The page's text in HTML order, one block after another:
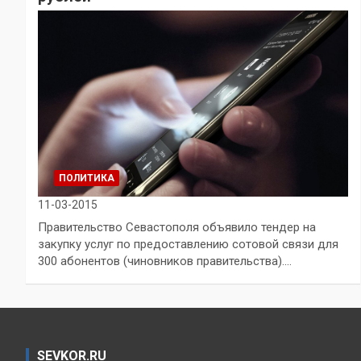
ПОЛИТИКА
11-03-2015
Правительство Севастополя объявило тендер на
закупку услуг по предоставлению сотовой связи для
300 абонентов (чиновников правительства).…
SEVKOR.RU